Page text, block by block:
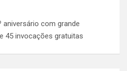
aniversário com grande
45 invocações gratuitas